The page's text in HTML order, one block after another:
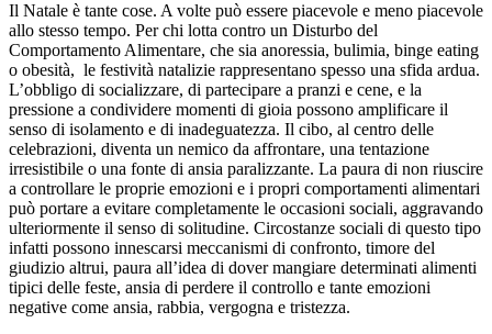
Il Natale è tante cose. A volte può essere piacevole e meno piacevole
allo stesso tempo. Per chi lotta contro un Disturbo del
Comportamento Alimentare, che sia anoressia, bulimia, binge eating
o obesità, le festività natalizie rappresentano spesso una sfida ardua.
L’obbligo di socializzare, di partecipare a pranzi e cene, e la
pressione a condividere momenti di gioia possono amplificare il
senso di isolamento e di inadeguatezza. Il cibo, al centro delle
celebrazioni, diventa un nemico da affrontare, una tentazione
irresistibile o una fonte di ansia paralizzante. La paura di non riuscire
a controllare le proprie emozioni e i propri comportamenti alimentari
può portare a evitare completamente le occasioni sociali, aggravando
ulteriormente il senso di solitudine. Circostanze sociali di questo tipo
infatti possono innescarsi meccanismi di confronto, timore del
giudizio altrui, paura all’idea di dover mangiare determinati alimenti
tipici delle feste, ansia di perdere il controllo e tante emozioni
negative come ansia, rabbia, vergogna e tristezza.